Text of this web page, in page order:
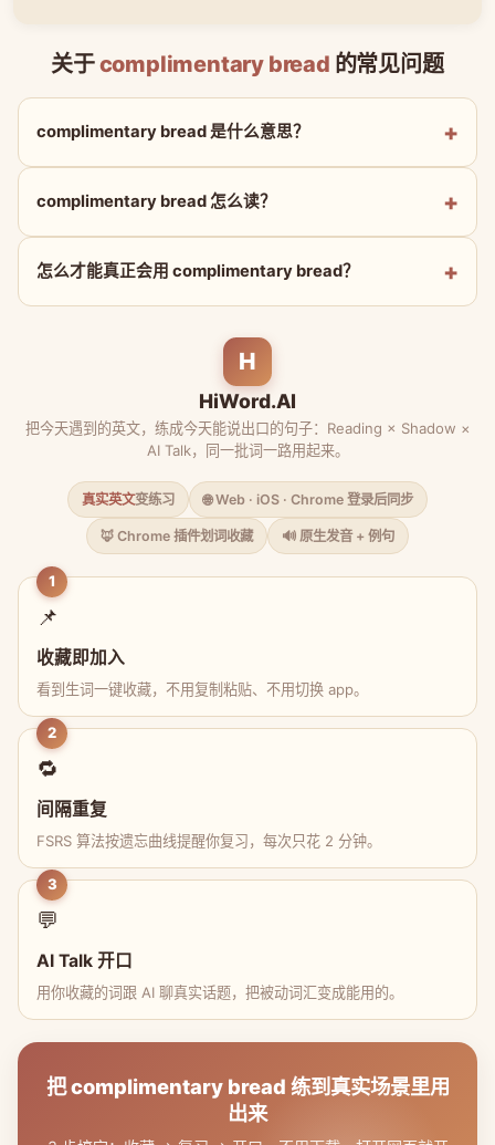
关于complimentary bread 的常见问题
complimentary bread 是什么意思？
complimentary bread 怎么读？
怎么才能真正会用 complimentary bread？
H
HiWord.AI
把今天遇到的英文，练成今天能说出口的句子：Reading × Shadow ×
AI Talk，同一批词一路用起来。
真实英文变练习 🌐 Web · iOS · Chrome 登录后同步
🦊 Chrome 插件划词收藏 🔊 原生发音 + 例句
1
📌
收藏即加入
看到生词一键收藏，不用复制粘贴、不用切换 app。
2
🔁
间隔重复
FSRS 算法按遗忘曲线提醒你复习，每次只花 2 分钟。
3
💬
AI Talk 开口
用你收藏的词跟 AI 聊真实话题，把被动词汇变成能用的。
把 complimentary bread 练到真实场景里用
出来